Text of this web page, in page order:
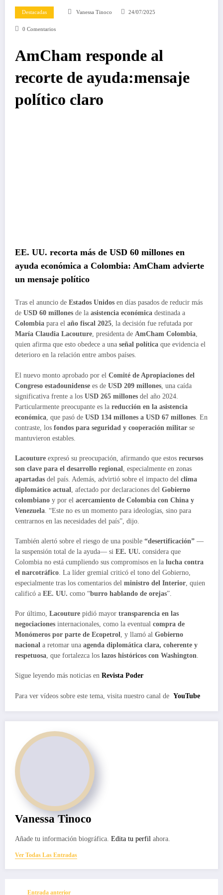
Destacadas Vanessa Tinoco 24/07/2025
0 Comentarios
AmCham responde al
recorte de ayuda:mensaje
político claro
EE. UU. recorta más de USD 60 millones en
ayuda económica a Colombia: AmCham advierte
un mensaje político
Tras el anuncio de Estados Unidos en días pasados de reducir más
de USD 60 millones de la asistencia económica destinada a
Colombia para el año fiscal 2025, la decisión fue refutada por
María Claudia Lacouture, presidenta de AmCham Colombia,
quien afirma que esto obedece a una señal política que evidencia el
deterioro en la relación entre ambos países.
El nuevo monto aprobado por el Comité de Apropiaciones del
Congreso estadounidense es de USD 209 millones , una caída
significativa frente a los USD 265 millones del año 2024.
Particularmente preocupante es la reducción en la asistencia
económica , que pasó de USD 134 millones a USD 67 millones . En
contraste, los fondos para seguridad y cooperación militar se
mantuvieron estables.
Lacouture expresó su preocupación, afirmando que estos recursos
son clave para el desarrollo regional
, especialmente en zonas
apartadas del país. Además, advirtió sobre el impacto del clima
diplomático actual
, afectado por declaraciones del Gobierno
colombiano y por el acercamiento de Colombia con China y
Venezuela . “Este no es un momento para ideologías, sino para
centrarnos en las necesidades del país”, dijo.
También alertó sobre el riesgo de una posible “desertificación” —
la suspensión total de la ayuda— si EE. UU. considera que
Colombia no está cumpliendo sus compromisos en la lucha contra
el narcotráfico. La líder gremial criticó el tono del Gobierno,
especialmente tras los comentarios del ministro del Interior, quien
calificó a EE. UU. como “burro hablando de orejas”.
Por último, Lacouture pidió mayor transparencia en las
negociaciones internacionales, como la eventual compra de
Monómeros por parte de Ecopetrol, y llamó al Gobierno
nacional a retomar una agenda diplomática clara, coherente y
respetuosa, que fortalezca los lazos históricos con Washington.
Sigue leyendo más noticias en Revista Poder
Para ver vídeos sobre este tema, visita nuestro canal de YouTube
Vanessa Tinoco
Añade tu información biográfica. Edita tu perfil ahora.
Ver Todas Las Entradas
Entrada anterior